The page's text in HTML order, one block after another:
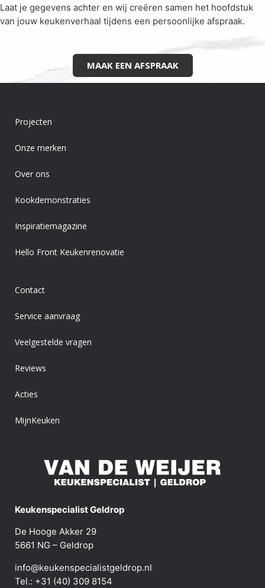
Laat je gegevens achter en wij creëren samen het hoofdstuk
van jouw keukenverhaal tijdens een persoonlijke afspraak.
MAAK EEN AFSPRAAK
Projecten
Onze merken
Over ons
Kookdemonstraties
Inspiratiemagazine
Hello Front Keukenrenovatie
Contact
Service aanvraag
Veelgestelde vragen
Reviews
Acties
MijnKeuken
Keukenspecialist Geldrop
De Hooge Akker 29
5661 NG – Geldrop
info@keukenspecialistgeldrop.nl
Tel.: +31 (40) 309 8154